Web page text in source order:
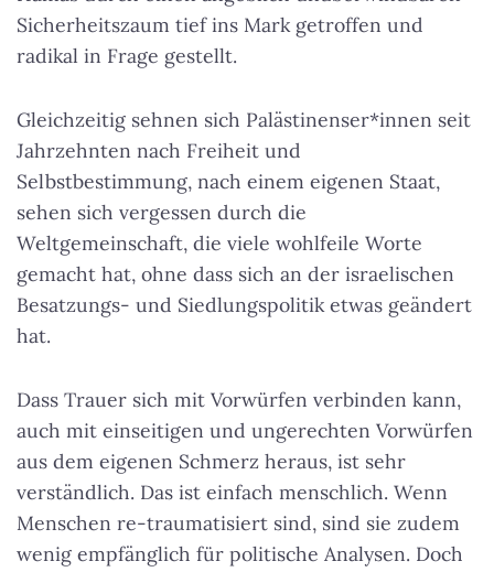
Sicherheitszaum tief ins Mark getroffen und
radikal in Frage gestellt.
Gleichzeitig sehnen sich Palästinenser*innen seit
Jahrzehnten nach Freiheit und
Selbstbestimmung, nach einem eigenen Staat,
sehen sich vergessen durch die
Weltgemeinschaft, die viele wohlfeile Worte
gemacht hat, ohne dass sich an der israelischen
Besatzungs- und Siedlungspolitik etwas geändert
hat.
Dass Trauer sich mit Vorwürfen verbinden kann,
auch mit einseitigen und ungerechten Vorwürfen
aus dem eigenen Schmerz heraus, ist sehr
verständlich. Das ist einfach menschlich. Wenn
Menschen re-traumatisiert sind, sind sie zudem
wenig empfänglich für politische Analysen. Doch